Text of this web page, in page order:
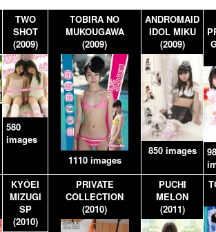
TWO
SHOT
(2009)
580
images
TOBIRA NO
MUKOUGAWA
(2009)
1110 images
ANDROMAID
IDOL MIKU
(2009)
850 images
KYÔEI
MIZUGI
SP
(2010)
PRIVATE
COLLECTION
(2010)
PUCHI
MELON
(2011)